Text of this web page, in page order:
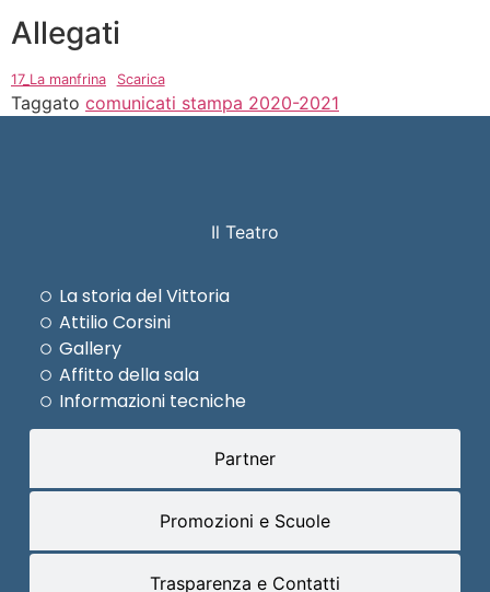
Allegati
17_La manfrina Scarica
Taggato comunicati stampa 2020-2021
Il Teatro
Partner
Promozioni e Scuole
Trasparenza e Contatti
La storia del Vittoria
Attilio Corsini
Gallery
Affitto della sala
Informazioni tecniche